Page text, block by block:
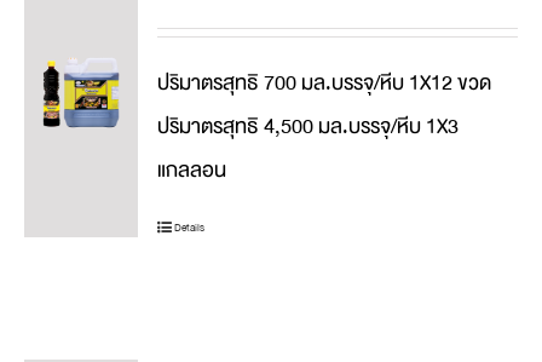
ปริมาตรสุทธิ 700 มล.บรรจุ/หีบ 1X12 ขวด
ปริมาตรสุทธิ 4,500 มล.บรรจุ/หีบ 1X3
แกลลอน
Details